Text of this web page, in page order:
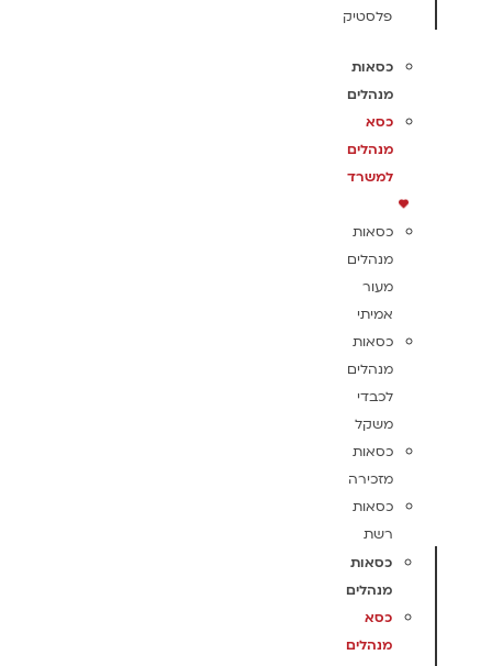
פלסטיק
כסאות
מנהלים
כסא
מנהלים
למשרד
כסאות
מנהלים
מעור
אמיתי
כסאות
מנהלים
לכבדי
משקל
כסאות
מזכירה
כסאות
רשת
כסאות
מנהלים
כסא
מנהלים